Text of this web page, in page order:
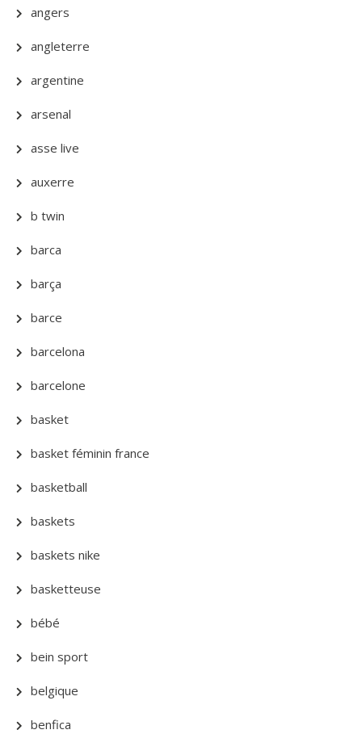
angers
angleterre
argentine
arsenal
asse live
auxerre
b twin
barca
barça
barce
barcelona
barcelone
basket
basket féminin france
basketball
baskets
baskets nike
basketteuse
bébé
bein sport
belgique
benfica